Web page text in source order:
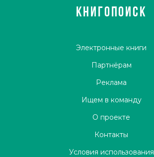
КНИГОПОИСК
Электронные книги
Партнёрам
Реклама
Ищем в команду
О проекте
Контакты
Условия использования